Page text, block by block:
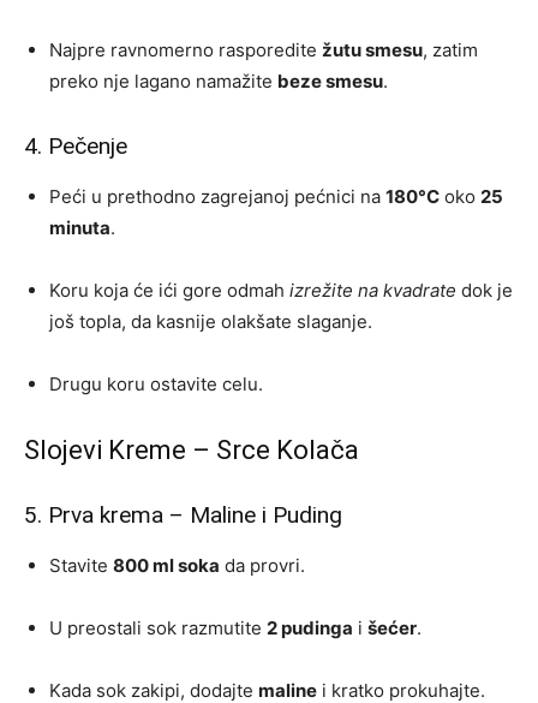
Najpre ravnomerno rasporedite žutu smesu, zatim
preko nje lagano namažite beze smesu.
4. Pečenje
Peći u prethodno zagrejanoj pećnici na 180°C oko 25
minuta.
Koru koja će ići gore odmah izrežite na kvadrate dok je
još topla, da kasnije olakšate slaganje.
Drugu koru ostavite celu.
Slojevi Kreme – Srce Kolača
5. Prva krema – Maline i Puding
Stavite 800 ml soka da provri.
U preostali sok razmutite 2 pudinga i šećer.
Kada sok zakipi, dodajte maline i kratko prokuhajte.